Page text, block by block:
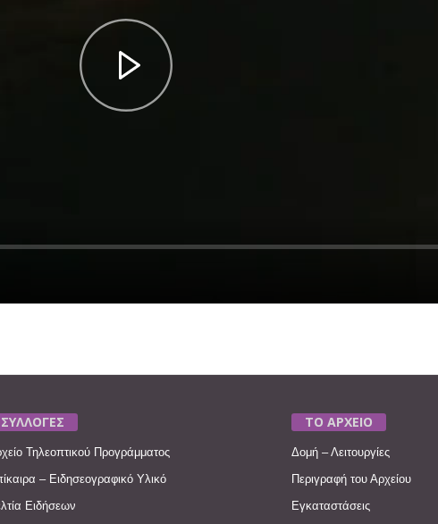
ΣΥΛΛΟΓΕΣ
Τηλεοπτικού Προγράμματος
– Ειδησεογραφικό Υλικό
Ειδήσεων
ΤΟ ΑΡΧΕΙΟ
Δομή – Λειτουργίες
Περιγραφή του Αρχείου
Εγκαταστάσεις